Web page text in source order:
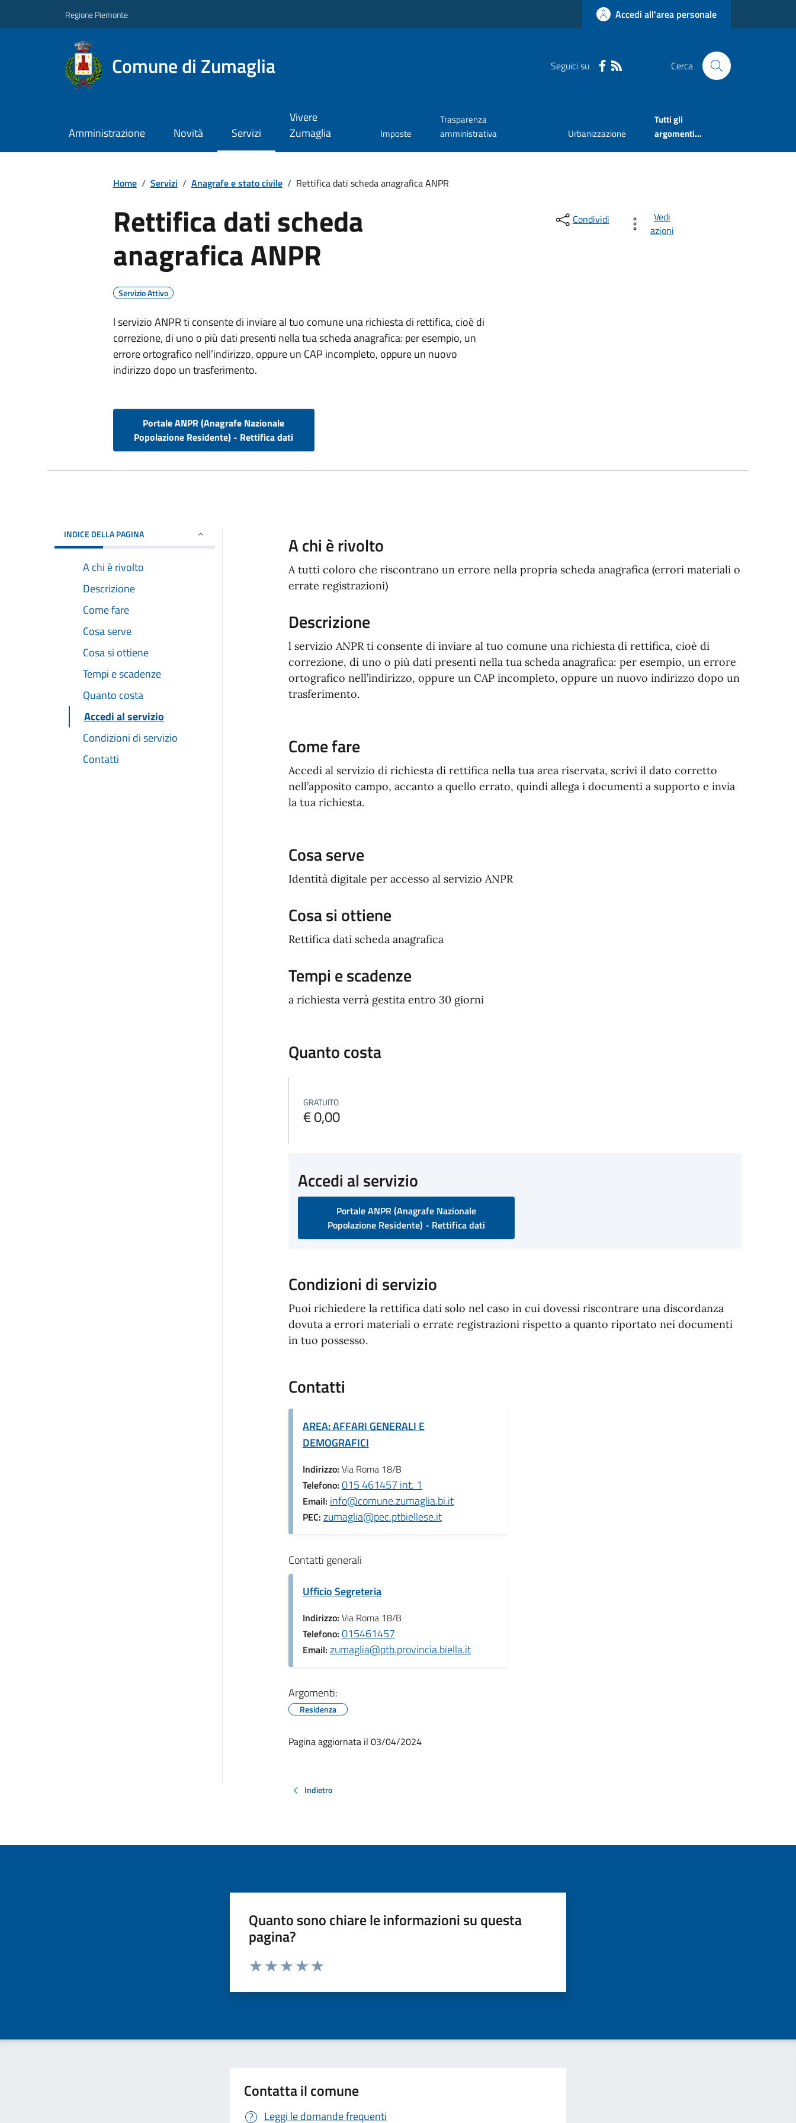
Regione Piemonte Accedi all'area personale
Comune di Zumaglia Seguici su Cerca
Amministrazione Novità Servizi
Vivere
Zumaglia
Imposte
Trasparenza
amministrativa
Urbanizzazione
Tutti gli
argomenti...
Home / Servizi / Anagrafe e stato civile / Rettifica dati scheda anagrafica ANPR
Rettifica dati scheda
anagrafica ANPR
Servizio Attivo
l servizio ANPR ti consente di inviare al tuo comune una richiesta di rettifica, cioè di
correzione, di uno o più dati presenti nella tua scheda anagrafica: per esempio, un
errore ortografico nell’indirizzo, oppure un CAP incompleto, oppure un nuovo
indirizzo dopo un trasferimento.
Portale ANPR (Anagrafe Nazionale
Popolazione Residente) - Rettifica dati
Condividi
Vedi
azioni
INDICE DELLA PAGINA
A chi è rivolto
Descrizione
Come fare
Cosa serve
Cosa si ottiene
Tempi e scadenze
Quanto costa
Accedi al servizio
Condizioni di servizio
Contatti
A chi è rivolto
A tutti coloro che riscontrano un errore nella propria scheda anagrafica (errori materiali o
errate registrazioni)
Descrizione
l servizio ANPR ti consente di inviare al tuo comune una richiesta di rettifica, cioè di
correzione, di uno o più dati presenti nella tua scheda anagrafica: per esempio, un errore
ortografico nell’indirizzo, oppure un CAP incompleto, oppure un nuovo indirizzo dopo un
trasferimento.
Come fare
Accedi al servizio di richiesta di rettifica nella tua area riservata, scrivi il dato corretto
nell’apposito campo, accanto a quello errato, quindi allega i documenti a supporto e invia
la tua richiesta.
Cosa serve
Identità digitale per accesso al servizio ANPR
Cosa si ottiene
Rettifica dati scheda anagrafica
Tempi e scadenze
a richiesta verrà gestita entro 30 giorni
Quanto costa
GRATUITO
€ 0,00
Accedi al servizio
Portale ANPR (Anagrafe Nazionale
Popolazione Residente) - Rettifica dati
Condizioni di servizio
Puoi richiedere la rettifica dati solo nel caso in cui dovessi riscontrare una discordanza
dovuta a errori materiali o errate registrazioni rispetto a quanto riportato nei documenti
in tuo possesso.
Contatti
AREA: AFFARI GENERALI E
DEMOGRAFICI
Indirizzo: Via Roma 18/B
Telefono: 015 461457 int. 1
Email: info@comune.zumaglia.bi.it
PEC: zumaglia@pec.ptbiellese.it
Contatti generali
Ufficio Segreteria
Indirizzo: Via Roma 18/B
Telefono: 015461457
Email: zumaglia@ptb.provincia.biella.it
Argomenti:
Residenza
Pagina aggiornata il 03/04/2024
Indietro
Quanto sono chiare le informazioni su questa
pagina?
Valuta da 1 a 5 stelle la pagina
Contatta il comune
Leggi le domande frequenti